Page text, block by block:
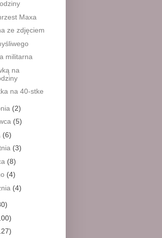
Maxa
ze zdjęciem
militarna
na
na 40-stke
(2)
(5)
(6)
(3)
(8)
(4)
(4)